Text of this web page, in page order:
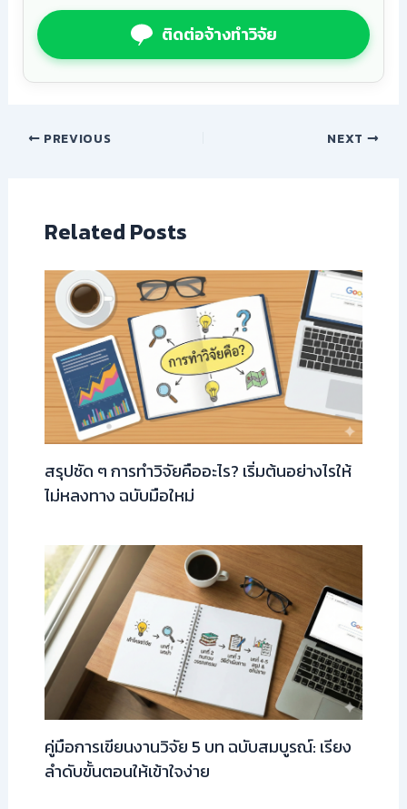
ติดต่อจ้างทำวิจัย
PREVIOUS NEXT
Related Posts
สรุปชัด ๆ การทำวิจัยคืออะไร? เริ่มต้นอย่างไรให้
ไม่หลงทาง ฉบับมือใหม่
คู่มือการเขียนงานวิจัย 5 บท ฉบับสมบูรณ์: เรียง
ลำดับขั้นตอนให้เข้าใจง่าย